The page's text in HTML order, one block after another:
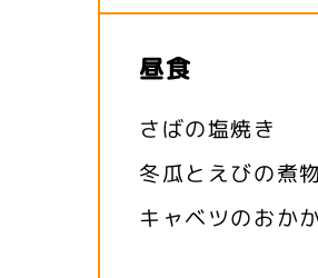
昼食
さばの塩焼き
冬瓜とえびの煮物
キャベツのおか